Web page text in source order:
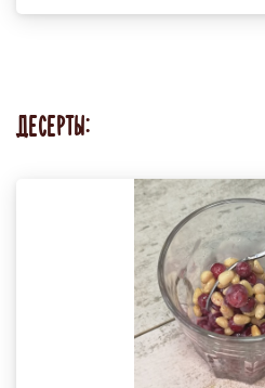
ДЕСЕРТЫ: